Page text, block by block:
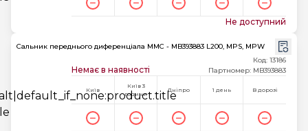
Не доступний
Сальник переднього диференціала MMC - MB393883 L200, MPS, MPW
Немає в наявності
Код: 13186
Партномер: MB393883
Київ
Київ 3
години
Дніпро 1 день В дорозі